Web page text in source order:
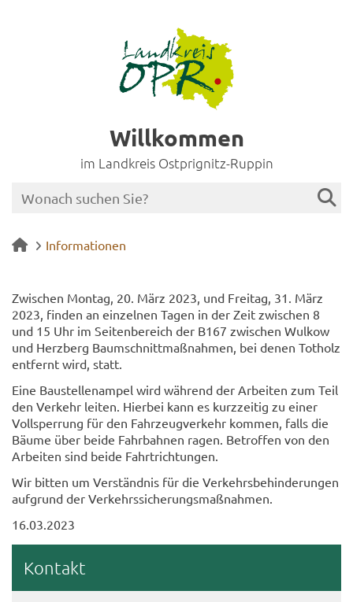
Willkommen
im Landkreis Ostprignitz-Ruppin
Informationen
Zwi­schen Mon­tag, 20. März 2023, und Frei­tag, 31. März
2023, fin­den an ein­zel­nen Tagen in der Zeit zwi­schen 8
und 15 Uhr im Sei­ten­be­reich der B167 zwi­schen Wul­kow
und Herz­berg Baum­schnitt­maß­nah­men, bei denen Tot­holz
ent­fernt wird, statt.
Eine Bau­stel­len­am­pel wird wäh­rend der Ar­bei­ten zum Teil
den Ver­kehr lei­ten. Hier­bei kann es kurz­zei­tig zu einer
Voll­sper­rung für den Fahr­zeug­ver­kehr kom­men, falls die
Bäume über beide Fahr­bah­nen ragen. Be­trof­fen von den
Ar­bei­ten sind beide Fahrt­rich­tun­gen.
Wir bit­ten um Ver­ständ­nis für die Ver­kehrs­be­hin­de­run­gen
auf­grund der Ver­kehrs­si­che­rungs­maß­nah­men.
16.03.2023
Kon­takt